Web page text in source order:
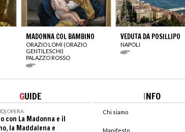
MADONNA COL BAMBINO
ORAZIO LOMI (ORAZIO
GENTILESCHI)
PALAZZO ROSSO
VEDUTA DA POSILLIPO
NAPOLI
GUIDE
| OPERA
con La Madonna e il
la Maddalena e
INFO
Chi siamo
Manifesto